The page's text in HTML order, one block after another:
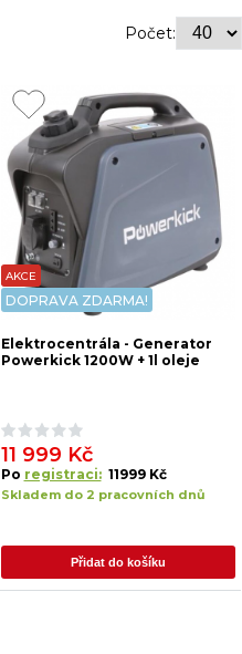
Počet:
AKCE
DOPRAVA ZDARMA!
Elektrocentrála - Generator
Powerkick 1200W + 1l oleje
11 999 Kč
Po registraci: 11999 Kč
Skladem do 2 pracovních dnů
Přidat do košíku